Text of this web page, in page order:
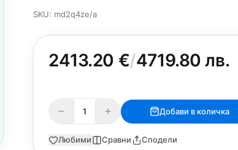
SKU: md2q4ze/a
2413.20 €/4719.80 лв.
Добави в количка
Любими Сравни Сподели